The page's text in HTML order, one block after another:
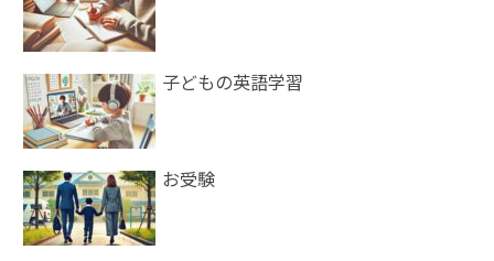
子どもの英語学習
お受験